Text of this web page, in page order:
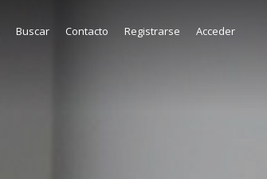
Registrarse Acceder
Buscar Contacto